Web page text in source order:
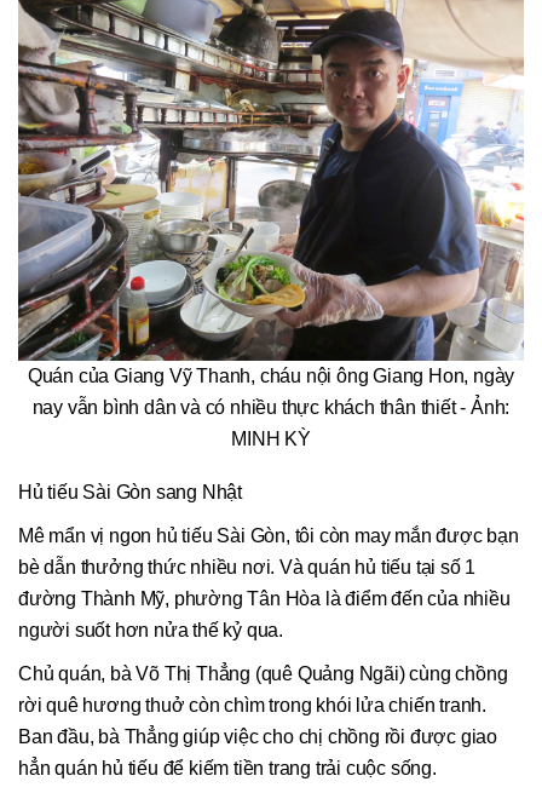
Quán của Giang Vỹ Thanh, cháu nội ông Giang Hon, ngày
nay vẫn bình dân và có nhiều thực khách thân thiết - Ảnh:
MINH KỲ
Hủ tiếu Sài Gòn sang Nhật
Mê mẩn vị ngon hủ tiếu Sài Gòn, tôi còn may mắn được bạn
bè dẫn thưởng thức nhiều nơi. Và quán hủ tiếu tại số 1
đường Thành Mỹ, phường Tân Hòa là điểm đến của nhiều
người suốt hơn nửa thế kỷ qua.
Chủ quán, bà Võ Thị Thẳng (quê Quảng Ngãi) cùng chồng
rời quê hương thuở còn chìm trong khói lửa chiến tranh.
Ban đầu, bà Thẳng giúp việc cho chị chồng rồi được giao
hẳn quán hủ tiếu để kiếm tiền trang trải cuộc sống.